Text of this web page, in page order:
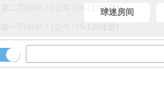
第二罚命中！[公牛119-127雄鹿]
被犯规的杰克逊上罚球线！
没有追加判罚！
球迷房间